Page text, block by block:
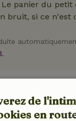
panier du petit
bruit, si ce n'est
de
en